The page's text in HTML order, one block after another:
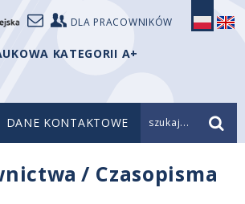
DLA PRACOWNIKÓW
KATEGORII A+
DANE KONTAKTOWE szukaj...
/ Czasopisma